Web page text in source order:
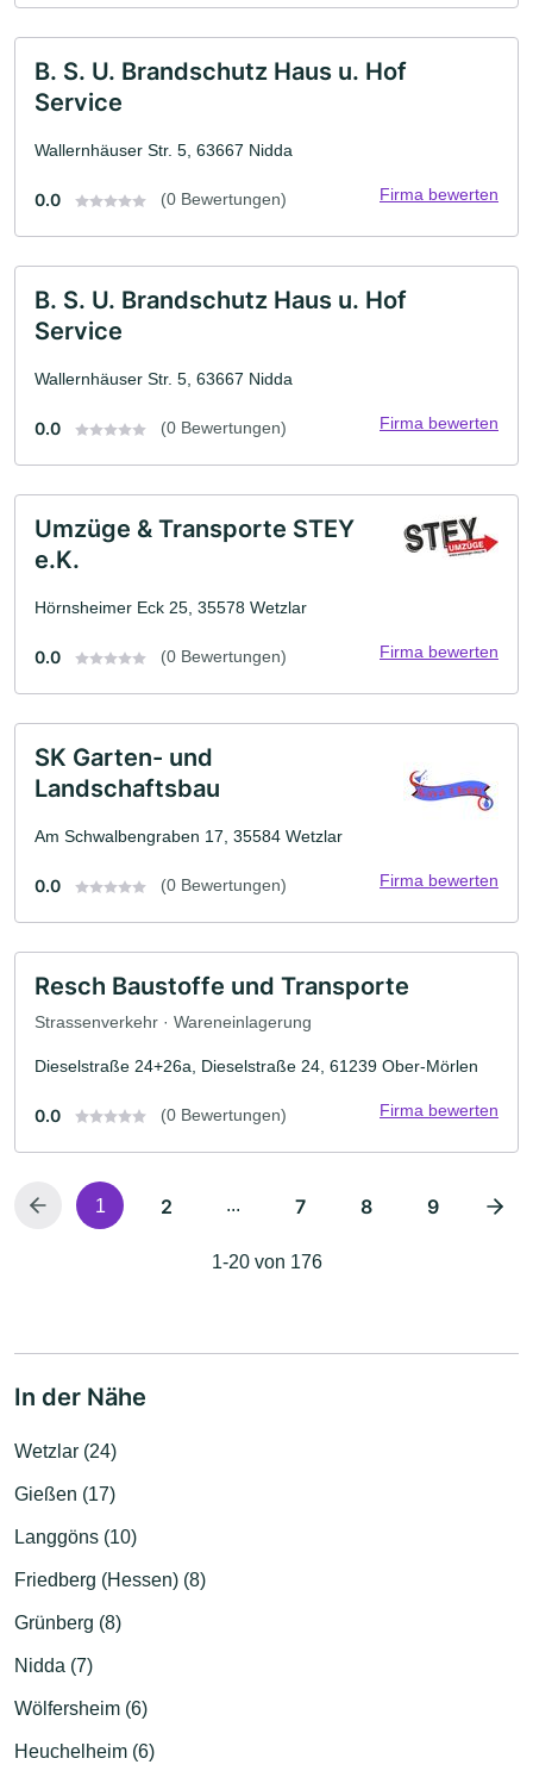
B. S. U. Brandschutz Haus u. Hof
Service
Wallernhäuser Str. 5, 63667 Nidda
0.0 (0 Bewertungen) Firma bewerten
B. S. U. Brandschutz Haus u. Hof
Service
Wallernhäuser Str. 5, 63667 Nidda
0.0 (0 Bewertungen) Firma bewerten
Umzüge & Transporte STEY
e.K.
Hörnsheimer Eck 25, 35578 Wetzlar
0.0 (0 Bewertungen) Firma bewerten
SK Garten- und
Landschaftsbau
Am Schwalbengraben 17, 35584 Wetzlar
0.0 (0 Bewertungen) Firma bewerten
Resch Baustoffe und Transporte
Strassenverkehr · Wareneinlagerung
Dieselstraße 24+26a, Dieselstraße 24, 61239 Ober-Mörlen
0.0 (0 Bewertungen) Firma bewerten
1 2 ... 7 8 9
1-20 von 176
In der Nähe
Wetzlar (24)
Gießen (17)
Langgöns (10)
Friedberg (Hessen) (8)
Grünberg (8)
Nidda (7)
Wölfersheim (6)
Heuchelheim (6)